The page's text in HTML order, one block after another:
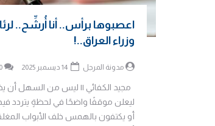
اعصبوها برأس.. أنا أُرشِّح..
وزراء العراق..!
مدونة المرجل 0
مجيد الكفائي || ليس من السهل أن
ليعلن موقفًا واضحًا في لحظةٍ يتردد
أو يكتفون بالهمس خلف الأبواب